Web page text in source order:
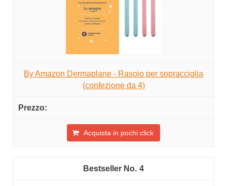
By Amazon Dermaplane - Rasoio per sopracciglia
(confezione da 4)
Acquista in pochi click
4